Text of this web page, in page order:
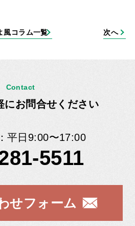
風コラム一覧 次へ
Contact
にお問合せください
平日9:00〜17:00
5511
せフォーム